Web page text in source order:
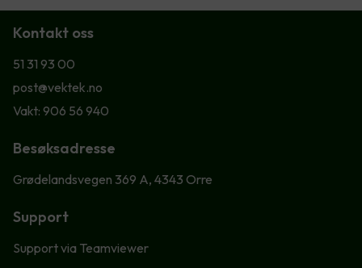
Kontakt oss
51 31 93 00
post@vektek.no
Vakt: 906 56 940
Besøksadresse
Grødelandsvegen 369 A, 4343 Orre
Support
Support via Teamviewer